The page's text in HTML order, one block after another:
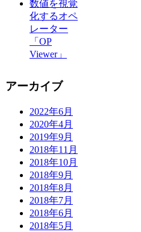
数値を視覚
化するオペ
レーター
「OP
Viewer」
アーカイブ
2022年6月
2020年4月
2019年9月
2018年11月
2018年10月
2018年9月
2018年8月
2018年7月
2018年6月
2018年5月